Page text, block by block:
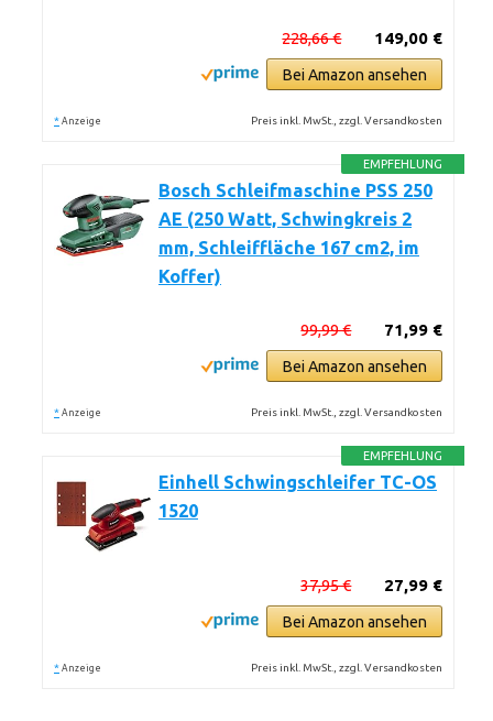
149,00 €
228,66 €
Bei Amazon ansehen
* Anzeige Preis inkl. MwSt., zzgl. Versandkosten
EMPFEHLUNG
Bosch Schleifmaschine PSS 250
AE (250 Watt, Schwingkreis 2
mm, Schleiffläche 167 cm2, im
Koffer)
71,99 €
99,99 €
Bei Amazon ansehen
* Anzeige Preis inkl. MwSt., zzgl. Versandkosten
EMPFEHLUNG
Einhell Schwingschleifer TC-OS
1520
27,99 €
37,95 €
Bei Amazon ansehen
* Anzeige Preis inkl. MwSt., zzgl. Versandkosten